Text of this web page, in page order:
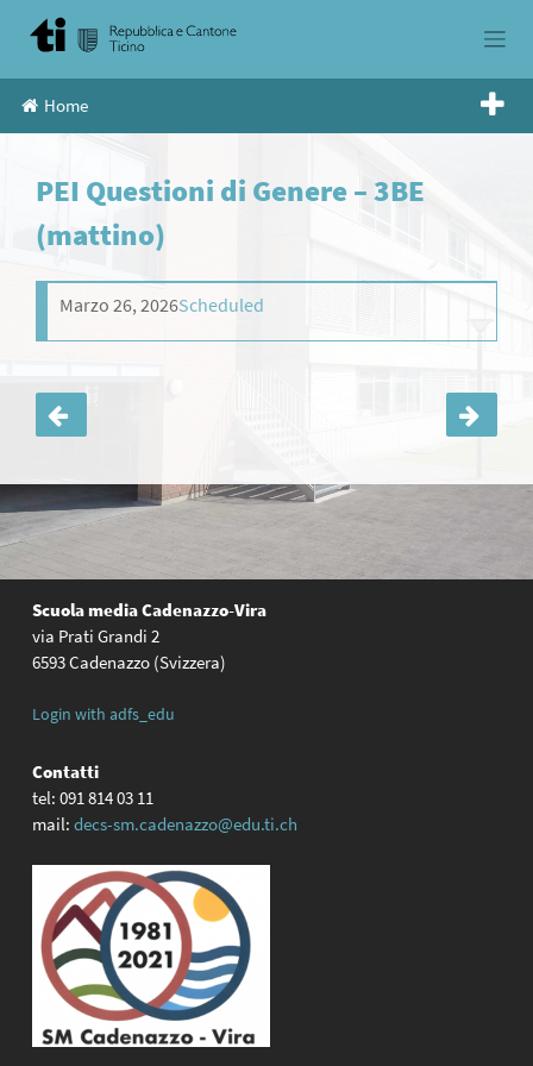
Home
PEI Questioni di Genere – 3BE
(mattino)
Marzo 26, 2026Scheduled
Navigazione
articoli
Scuola mediaCadenazzo-Vira
via Prati Grandi 2
6593 Cadenazzo (Svizzera)
Login with adfs_edu
Contatti
tel: 091 814 03 11
mail: decs-sm.cadenazzo@edu.ti.ch